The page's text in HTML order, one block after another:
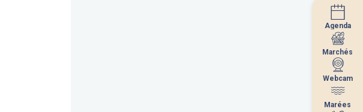
Agenda
Marchés
Webcam
Marées